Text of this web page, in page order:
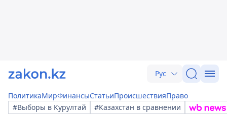
Рус
ПолитикаМирФинансыСтатьиПроисшествияПраво
#Выборы в Курултай
#Казахстан в сравнении